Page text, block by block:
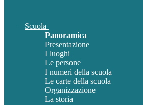
Scuola
Panoramica
Presentazione
I luoghi
Le persone
I numeri della scuola
Le carte della scuola
Organizzazione
La storia